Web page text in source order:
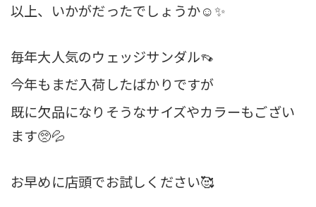
以上、いかがだったでしょうか☺️✨
毎年大人気のウェッジサンダル👡
今年もまだ入荷したばかりですが
既に欠品になりそうなサイズやカラーもござい
ます🥺💦
お早めに店頭でお試しください🥰